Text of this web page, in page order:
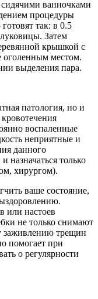
ванночками
процедуры
так: в 0.5
Затем
крышкой с
оголенным местом.
выделения пара.
патология, но и
воспаленные
неприятные и
данного
назначаться только
хирургом).
ваше состояние,
или настоев
не только снимают
заживлению трещин
помогает при
о регулярности